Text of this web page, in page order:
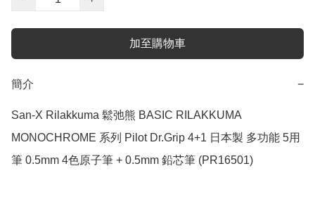
加至購物車
簡介 −
San-X Rilakkuma 鬆弛熊 BASIC RILAKKUMA
MONOCHROME 系列 Pilot Dr.Grip 4+1 日本製 多功能 5用
筆 0.5mm 4色原子筆 + 0.5mm 鉛芯筆 (PR16501)